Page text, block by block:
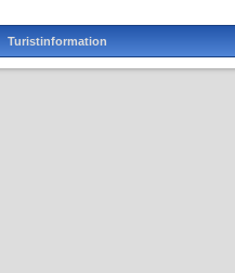
Turistinformation